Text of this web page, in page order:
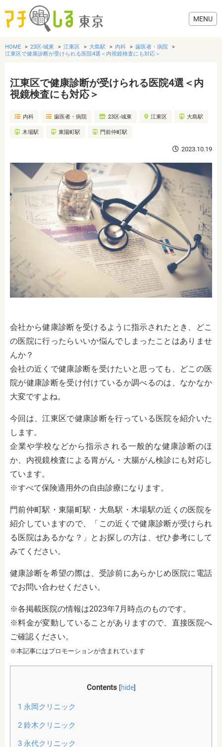
グルメ
美容・健康
おでかけ
生活
HOME 23区-城東 江東区 大島駅 内科
歯医者・病院
江東区で健康診断が受けられる医院4選＜内視鏡検査にも対応＞
江東区で健康診断が受けられる医院4選＜内
視鏡検査にも対応＞
内科 歯医者・病院 23区-城東 江東区 大島駅
木場駅 東陽町駅 門前仲町駅
2023.10.19
会社から健康診断を受けるように指示されたとき、どこ
の医院に行ったらいいか悩んでしまったことはありませ
んか？
会社の近くで健康診断を受けたいと思っても、どこの医
院が健康診断を受け付けているか調べるのは、なかなか
大変ですよね。
今回は、江東区で健康診断を行っている医院を紹介いた
します。
企業や学校などから指示される一般的な健康診断のほ
か、内視鏡検査による胃がん・大腸がん検診にも対応し
ています。
※すべて保険適用外の自由診療になります。
門前仲町駅・東陽町駅・大島駅・木場駅の近くの医院を
紹介していますので、「この近くで健康診断が受けられ
る医院はあるかな？」とお探しの方は、ぜひ参考にして
みてください。
健康診断を希望の際は、受診前にあらかじめ医院に電話
でお問い合わせください。
※各掲載医院の情報は2023年7月時点のものです。
※料金が変動していることがありますので、直接医院へ
ご確認ください。
※本記事にはプロモーションが含まれています
Contents [hide]
1 永岡クリニック
2鈴木クリニック
3永代クリニック